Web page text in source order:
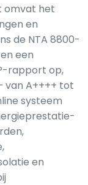
omvat het
en
de NTA 8800-
een
rapport op,
van A++++ tot
systeem
en